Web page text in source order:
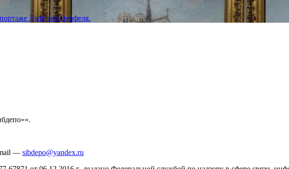
Дмитрия Верфеля.
— sibdepo@yandex.ru